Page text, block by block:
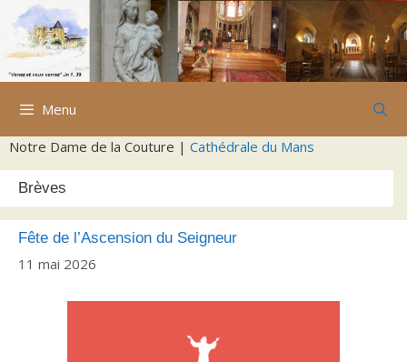
Aller
contenu
Menu
Notre Dame de la Couture | Cathédrale du Mans
Brèves
Fête de l’Ascension du Seigneur
11 mai 2026